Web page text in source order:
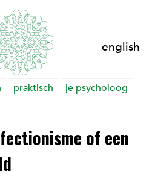
english
praktisch
je psycholoog
of een